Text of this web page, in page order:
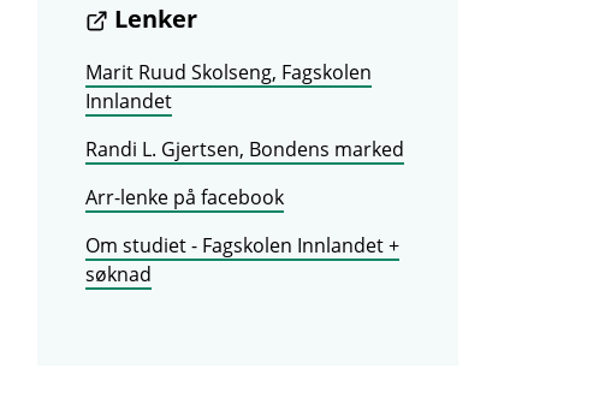
Lenker
Marit Ruud Skolseng, Fagskolen
Innlandet
Randi L. Gjertsen, Bondens marked
Arr-lenke på facebook
Om studiet - Fagskolen Innlandet +
søknad